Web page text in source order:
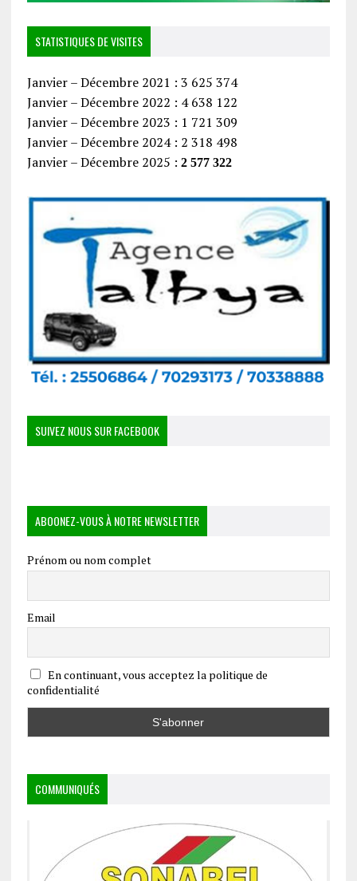
STATISTIQUES DE VISITES
Janvier – Décembre 2021 : 3 625 374
Janvier – Décembre 2022 : 4 638 122
Janvier – Décembre 2023 : 1 721 309
Janvier – Décembre 2024 : 2 318 498
Janvier – Décembre 2025 : 2 577 322
SUIVEZ NOUS SUR FACEBOOK
ABOONEZ-VOUS À NOTRE NEWSLETTER
Prénom ou nom complet
Email
En continuant, vous acceptez la politique de
confidentialité
COMMUNIQUÉS